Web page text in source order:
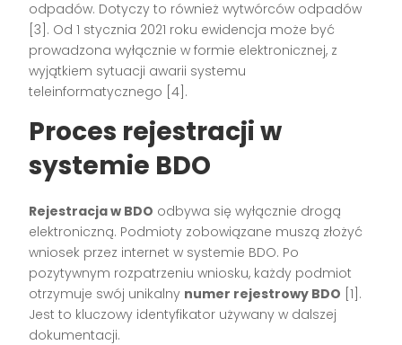
odpadów. Dotyczy to również wytwórców odpadów
[3]. Od 1 stycznia 2021 roku ewidencja może być
prowadzona wyłącznie w formie elektronicznej, z
wyjątkiem sytuacji awarii systemu
teleinformatycznego [4].
Proces rejestracji w
systemie BDO
Rejestracja w BDO odbywa się wyłącznie drogą
elektroniczną. Podmioty zobowiązane muszą złożyć
wniosek przez internet w systemie BDO. Po
pozytywnym rozpatrzeniu wniosku, każdy podmiot
otrzymuje swój unikalny numer rejestrowy BDO [1].
Jest to kluczowy identyfikator używany w dalszej
dokumentacji.